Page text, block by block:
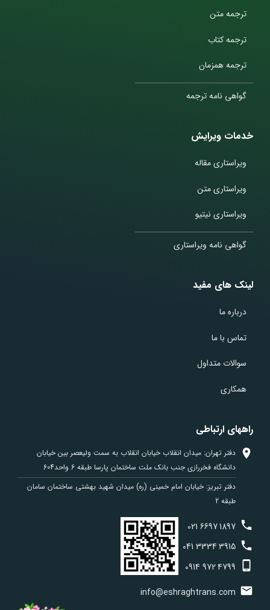
ترجمه متن
ترجمه کتاب
ترجمه همزمان
گواهی نامه ترجمه
خدمات ویرایش
ویراستاری مقاله
ویراستاری متن
ویراستاری نیتیو
گواهی نامه ویراستاری
لینک های مفید
درباره ما
تماس با ما
سوالات متداول
همکاری
راههای ارتباطی
دفتر تهران: میدان انقلاب خیابان انقلاب به سمت ولیعصر بین خیابان
دانشگاه فخررازی جنب بانک ملت ساختمان پارسا طبقه 6 واحد604
دفتر تبریز: خیابان امام خمینی (ره) میدان شهید بهشتی ساختمان سامان
طبقه 2
021 66971897
041 33343915
0914 9724799
info@eshraghtrans.com